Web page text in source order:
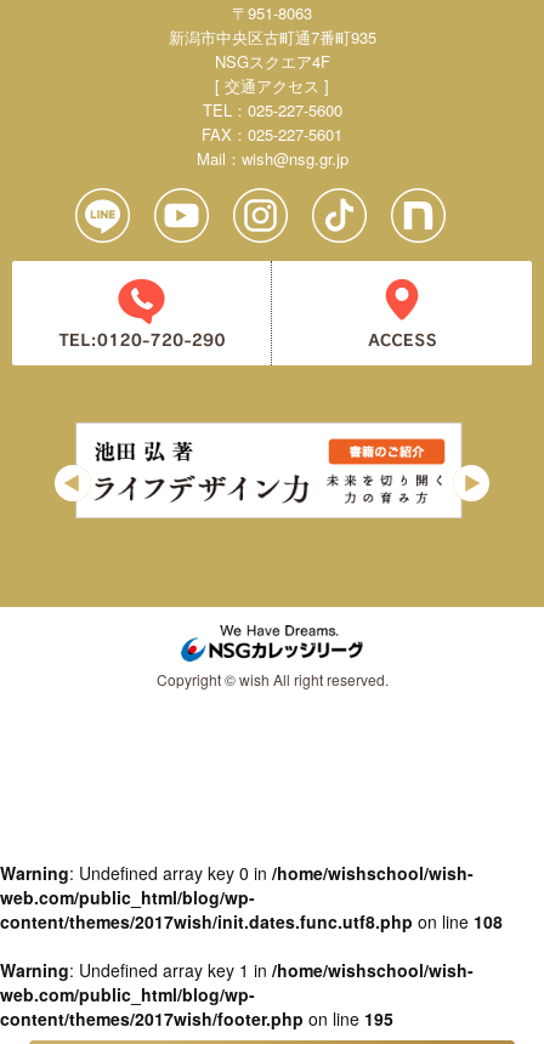
〒951-8063
新潟市中央区古町通7番町935
NSGスクエア4F
[ 交通アクセス ]
TEL：025-227-5600
FAX：025-227-5601
Mail： wish@nsg.gr.jp
Copyright © wish All right reserved.
Warning: Undefined array key 0 in /home/wishschool/wish-
web.com/public_html/blog/wp-
content/themes/2017wish/init.dates.func.utf8.php on line 108
Warning: Undefined array key 1 in /home/wishschool/wish-
web.com/public_html/blog/wp-
content/themes/2017wish/footer.php on line 195